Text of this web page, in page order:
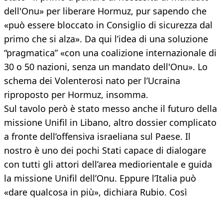
dell'Onu» per liberare Hormuz, pur sapendo che
«può essere bloccato in Consiglio di sicurezza dal
primo che si alza». Da qui l’idea di una soluzione
“pragmatica” «con una coalizione internazionale di
30 o 50 nazioni, senza un mandato dell'Onu». Lo
schema dei Volenterosi nato per l’Ucraina
riproposto per Hormuz, insomma.
Sul tavolo però è stato messo anche il futuro della
missione Unifil in Libano, altro dossier complicato
a fronte dell’offensiva israeliana sul Paese. Il
nostro è uno dei pochi Stati capace di dialogare
con tutti gli attori dell’area mediorientale e guida
la missione Unifil dell’Onu. Eppure l’Italia può
«dare qualcosa in più», dichiara Rubio. Così